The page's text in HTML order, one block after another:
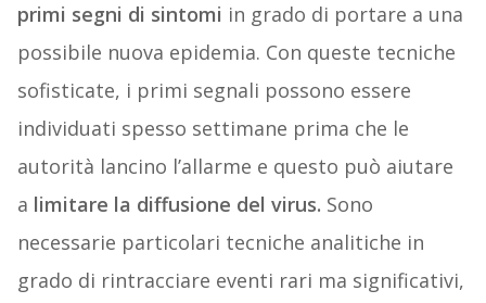
primi segni di sintomi in grado di portare a una
possibile nuova epidemia. Con queste tecniche
sofisticate, i primi segnali possono essere
individuati spesso settimane prima che le
autorità lancino l’allarme e questo può aiutare
a limitare la diffusione del virus. Sono
necessarie particolari tecniche analitiche in
grado di rintracciare eventi rari ma significativi,